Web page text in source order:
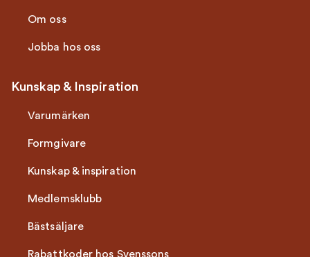
Om oss
Jobba hos oss
Kunskap & Inspiration
Varumärken
Formgivare
Kunskap & inspiration
Medlemsklubb
Bästsäljare
Rabattkoder hos Svenssons